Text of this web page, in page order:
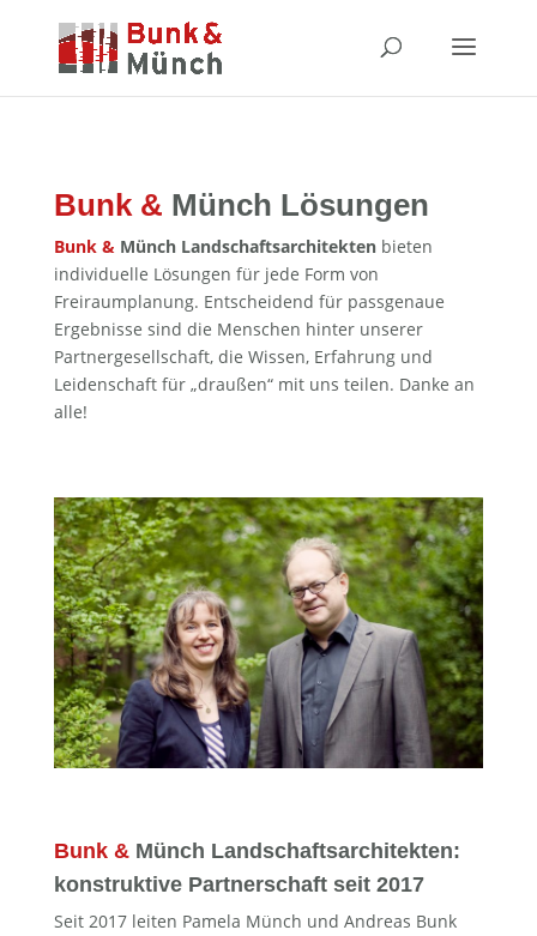
Bunk & Münch Lösungen
Bunk &Münch Landschaftsarchitektenbieten
individuelle Lösungen für jede Form von
Freiraumplanung. Entscheidend für passgenaue
Ergebnisse sind die Menschen hinter unserer
Partnergesellschaft, die Wissen, Erfahrung und
Leidenschaft für „draußen“ mit uns teilen. Danke an
alle!
Bunk &Münch Landschaftsarchitekten:
konstruktive Partnerschaft seit 2017
Seit 2017 leiten Pamela Münch und Andreas Bunk